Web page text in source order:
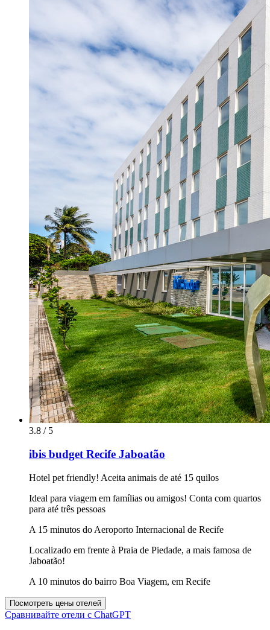
3.8 / 5
ibis budget Recife Jaboatão
Hotel pet friendly! Aceita animais de até 15 quilos
Ideal para viagem em famílias ou amigos! Conta com quartos
para até três pessoas
A 15 minutos do Aeroporto Internacional de Recife
Localizado em frente à Praia de Piedade, a mais famosa de
Jaboatão!
A 10 minutos do bairro Boa Viagem, em Recife
Посмотреть цены отелей
Сравнивайте отели с ChatGPT